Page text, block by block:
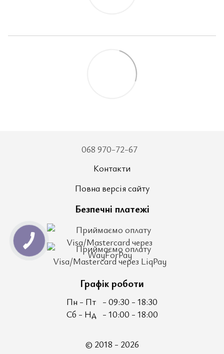
068 970-72-67
Контакти
Повна версія сайту
Безпечні платежі
Графік роботи
Пн - Пт - 09:30 - 18:30
Сб - Нд - 10:00 - 18:00
© 2018 - 2026